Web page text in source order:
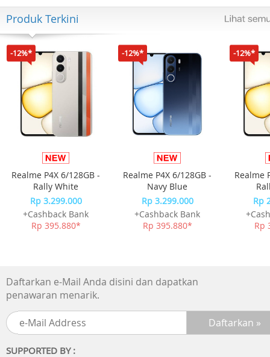
Accurate location
Material berkualitas tingga yang mudah
yang akurat memberikan Anda pengalaman
mouse yang luarbiasa
Smooth fabric
Struktur kain yang halus membuat mouse dapat
lebih cepat
More reliable
garis pada bagian bawah membautnya kuat dan anti
slip,menjamin mouse dapat bekerja dengan benar
Spesifikasi
- Material : Rubber
- Feature : Easy to Clean,Non toxic,soft; laser edge-
cutting,durable
- Dimension : 300 x 250 x 5mm
Produk Terkini
-12%*
Realme P4X 6/128GB -
Rally White
Rp 3.299.000
+Cashback Bank
Rp 395.880*
-12%*
Realme P4X 6/128GB -
Navy Blue
Rp 3.299.000
+Cashback Bank
Rp 395.880*
-12%*
Realme
Rp
Rp
Daftarkan e-Mail Anda disini dan dapatkan
penawaran menarik.
SUPPORTED BY :